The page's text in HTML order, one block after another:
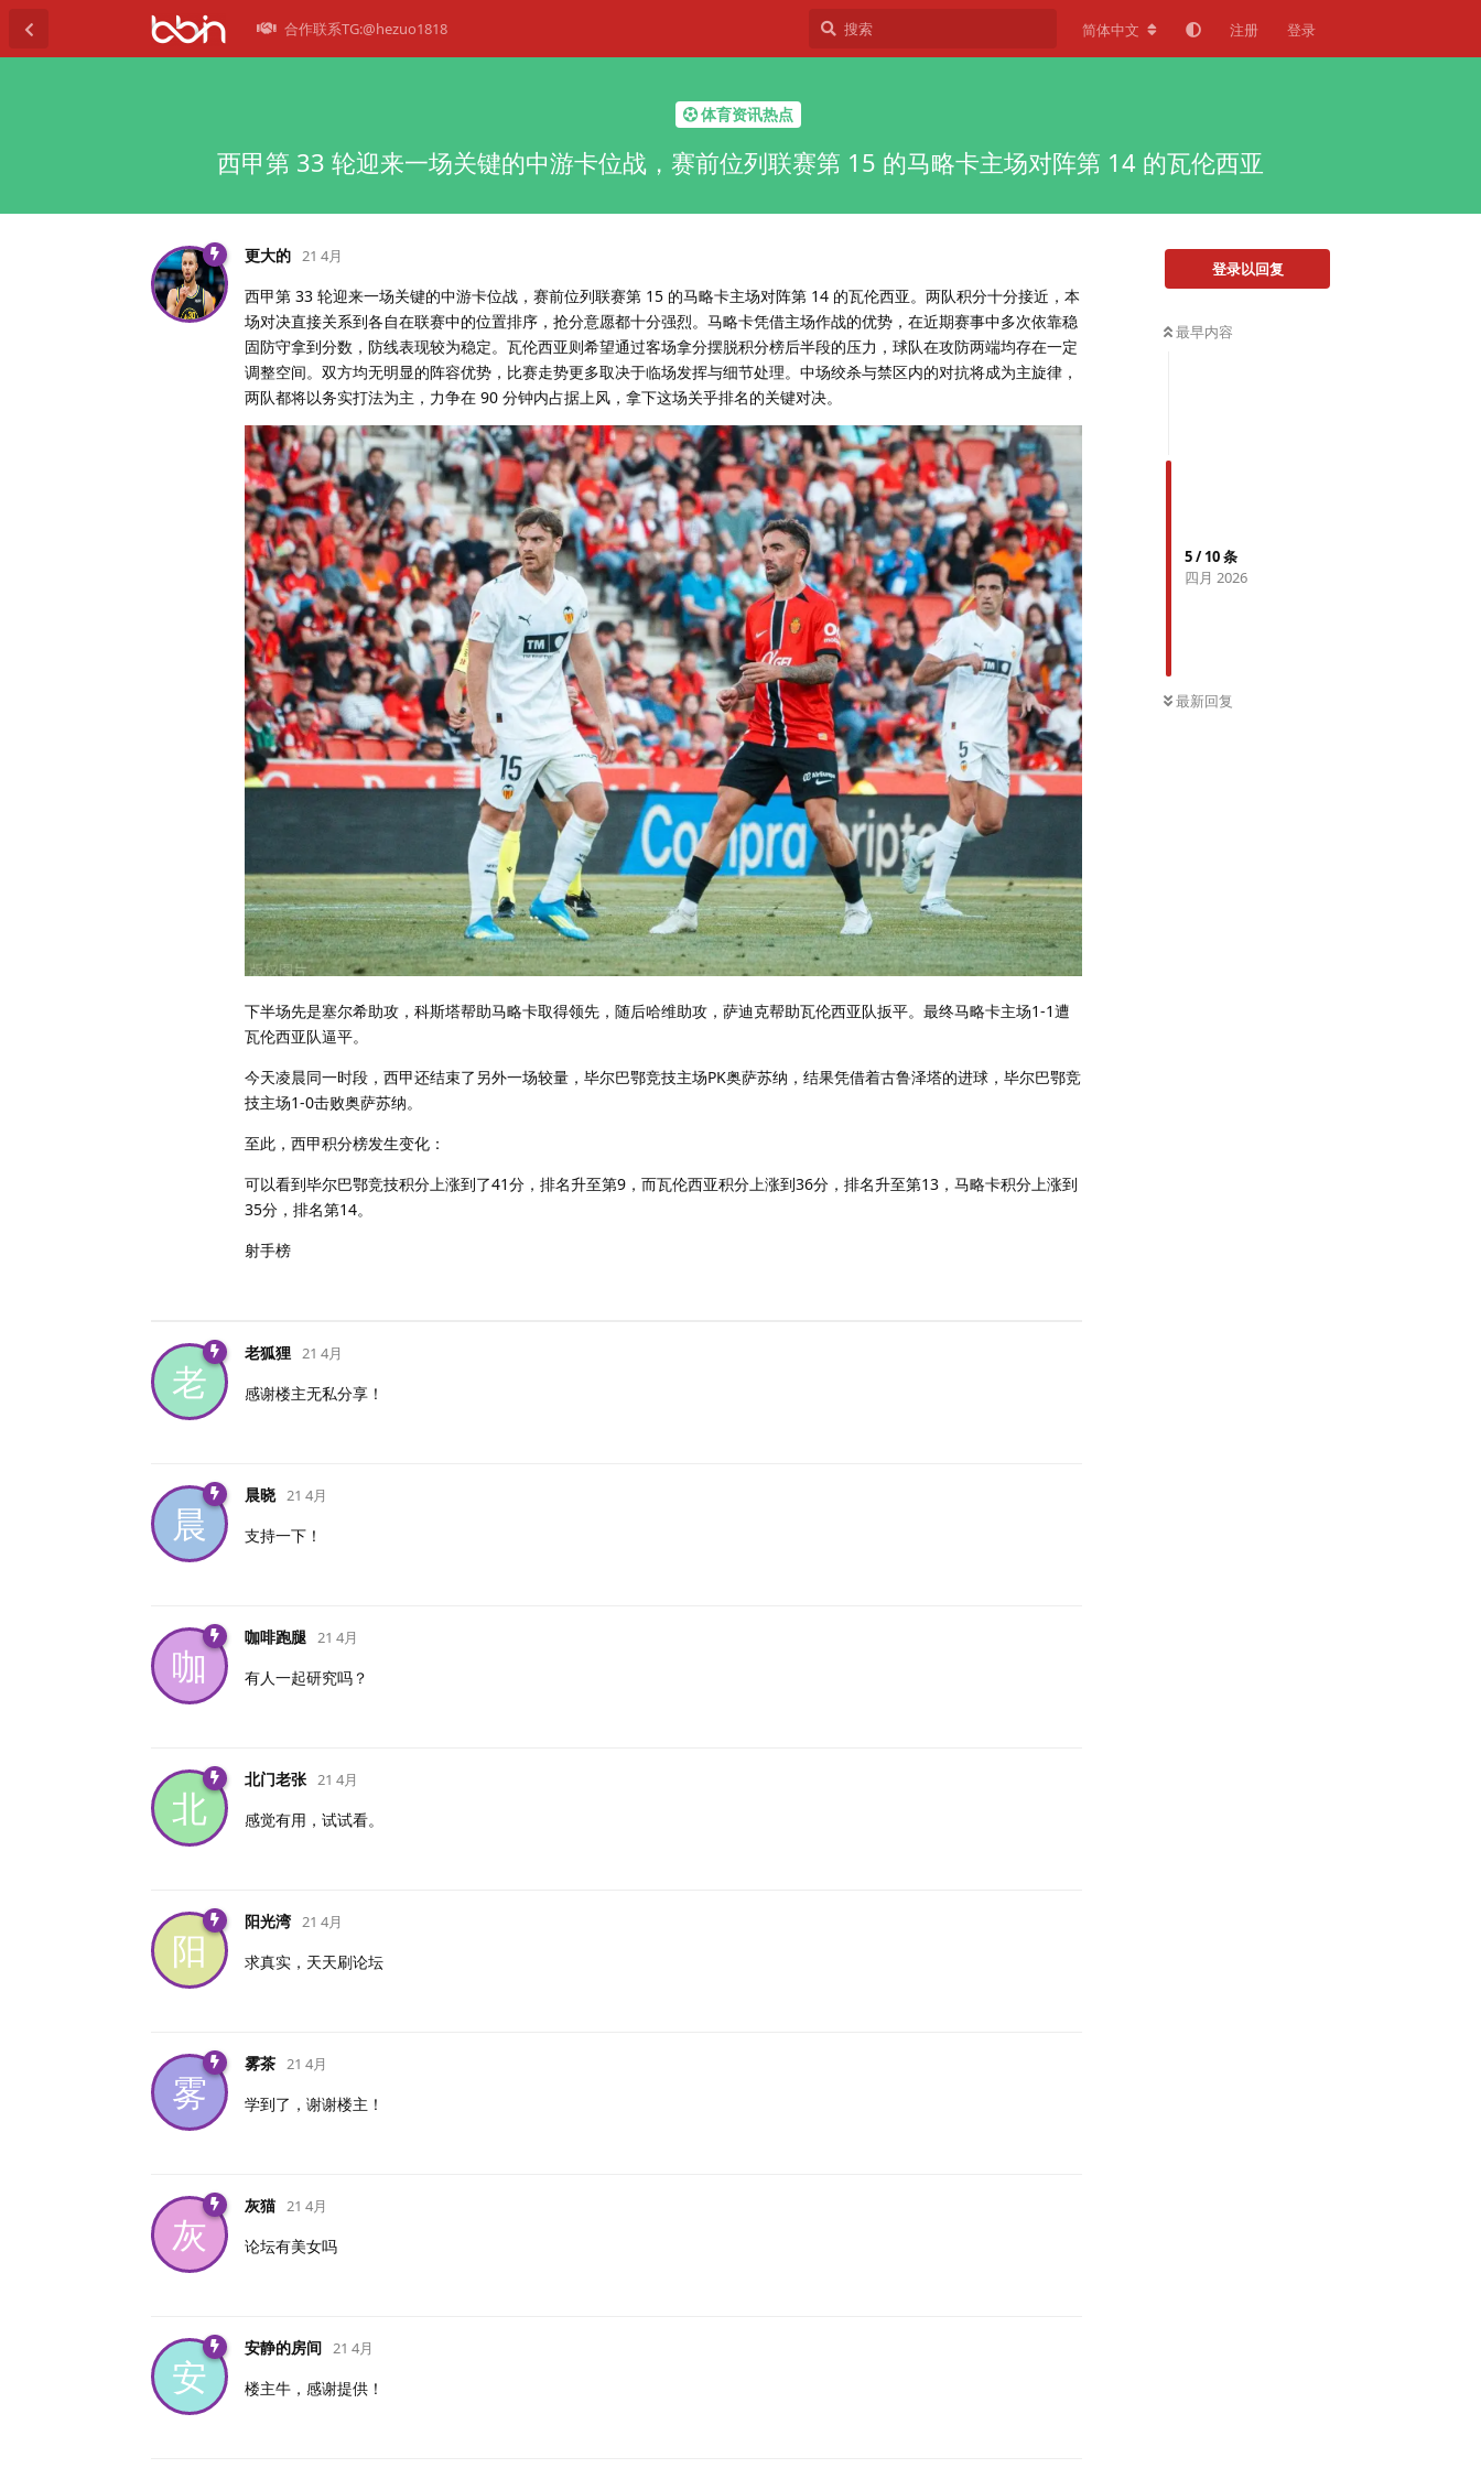
合作联系TG:@hezuo1818 简体中文 注册 登录
体育资讯热点
西甲第 33 轮迎来一场关键的中游卡位战，赛前位列联赛第 15 的马略卡主场对阵第 14 的瓦伦西亚
登录以回复
最早内容
5/10条
四月 2026
最新回复
更大的 21 4月
西甲第 33 轮迎来一场关键的中游卡位战，赛前位列联赛第 15 的马略卡主场对阵第 14 的瓦伦西亚。两队积分十分接近，本
场对决直接关系到各自在联赛中的位置排序，抢分意愿都十分强烈。马略卡凭借主场作战的优势，在近期赛事中多次依靠稳
固防守拿到分数，防线表现较为稳定。瓦伦西亚则希望通过客场拿分摆脱积分榜后半段的压力，球队在攻防两端均存在一定
调整空间。双方均无明显的阵容优势，比赛走势更多取决于临场发挥与细节处理。中场绞杀与禁区内的对抗将成为主旋律，
两队都将以务实打法为主，力争在 90 分钟内占据上风，拿下这场关乎排名的关键对决。
下半场先是塞尔希助攻，科斯塔帮助马略卡取得领先，随后哈维助攻，萨迪克帮助瓦伦西亚队扳平。最终马略卡主场1-1遭
瓦伦西亚队逼平。
今天凌晨同一时段，西甲还结束了另外一场较量，毕尔巴鄂竞技主场PK奥萨苏纳，结果凭借着古鲁泽塔的进球，毕尔巴鄂竞
技主场1-0击败奥萨苏纳。
至此，西甲积分榜发生变化：
可以看到毕尔巴鄂竞技积分上涨到了41分，排名升至第9，而瓦伦西亚积分上涨到36分，排名升至第13，马略卡积分上涨到
35分，排名第14。
射手榜
老
老狐狸 21 4月
感谢楼主无私分享！
晨
晨晓 21 4月
支持一下！
咖
咖啡跑腿 21 4月
有人一起研究吗？
北
北门老张 21 4月
感觉有用，试试看。
阳
阳光湾 21 4月
求真实，天天刷论坛
雾
雾茶 21 4月
学到了，谢谢楼主！
灰
灰猫 21 4月
论坛有美女吗
安
安静的房间 21 4月
楼主牛，感谢提供！